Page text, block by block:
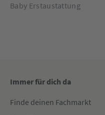
Baby Erstaustattung
Immer für dich da
Finde deinen Fachmarkt